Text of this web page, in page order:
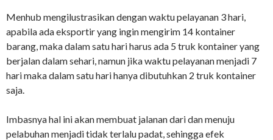
Menhub mengilustrasikan dengan waktu pelayanan 3 hari,
apabila ada eksportir yang ingin mengirim 14 kontainer
barang, maka dalam satu hari harus ada 5 truk kontainer yang
berjalan dalam sehari, namun jika waktu pelayanan menjadi 7
hari maka dalam satu hari hanya dibutuhkan 2 truk kontainer
saja.
Imbasnya hal ini akan membuat jalanan dari dan menuju
pelabuhan menjadi tidak terlalu padat, sehingga efek